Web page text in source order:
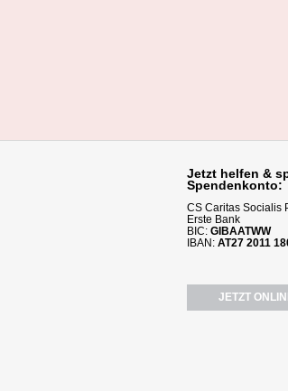
Jetzt helfen &
Spendenkonto:
CS Caritas Socialis
Erste Bank
BIC: GIBAATWW
IBAN: AT27 2011
JETZT